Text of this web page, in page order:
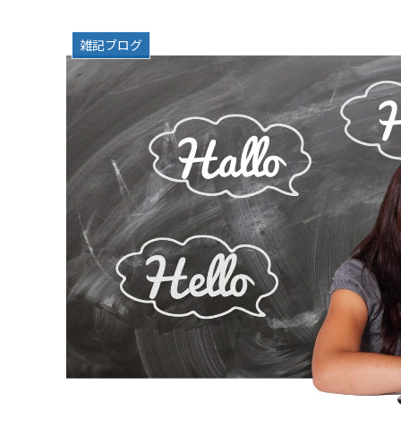
雑記ブログ